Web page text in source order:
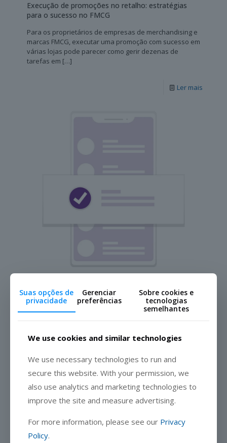
Execução de promoções no retalho: estratégias
para o sucesso no FMCG
Para os proprietários de empresas de merchandising e
marcas FMCG, executar uma promoção com sucesso em
várias lojas pode parecer como gerir dezenas de
tarefas em […]
Ler mais
isto, então aquilo)
Estas perguntas têm como objetivo orientar o utilizador
de acordo com as respostas que ele fornece a cada
tipo[…]
Suas opções de
privacidade
Gerenciar
preferências
Sobre cookies e
tecnologias
semelhantes
We use cookies and similar technologies
We use necessary technologies to run and
secure this website. With your permission, we
also use analytics and marketing technologies to
improve the site and measure advertising.
For more information, please see our Privacy
Policy.